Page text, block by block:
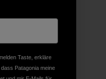
Taste, erkläre
Patagonia meine